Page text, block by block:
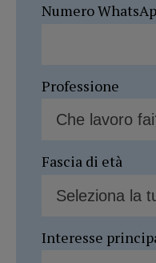
Numero
Professione
Fascia di età
Interesse